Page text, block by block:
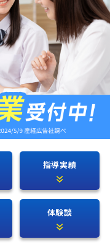
指導実績
体験談